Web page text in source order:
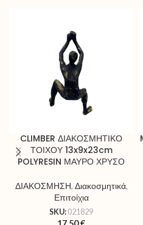
CLIMBER ΔΙΑΚΟΣΜΗΤΙΚΟ
ΤΟΙΧΟΥ 13x9x23cm
POLYRESIN ΜΑΥΡΟ ΧΡΥΣΟ
ΔΙΑΚΟΣΜΗΣΗ, Διακοσμητικά,
Επιτοίχια
SKU: 021829